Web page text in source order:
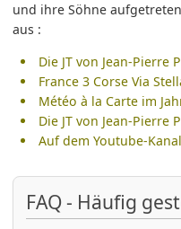
und ihre Söhne
aus :
Die JT von Jean-Pierre
France 3 Corse Via
Météo à la Carte im
Die JT von Jean-Pierre
Auf dem Youtube-
FAQ - Häufig